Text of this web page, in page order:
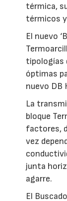
térmica,
térmicos
El nuevo
tipologías
óptimas
nuevo DB
La
bloque
factores,
vez
junta
agarre.
El